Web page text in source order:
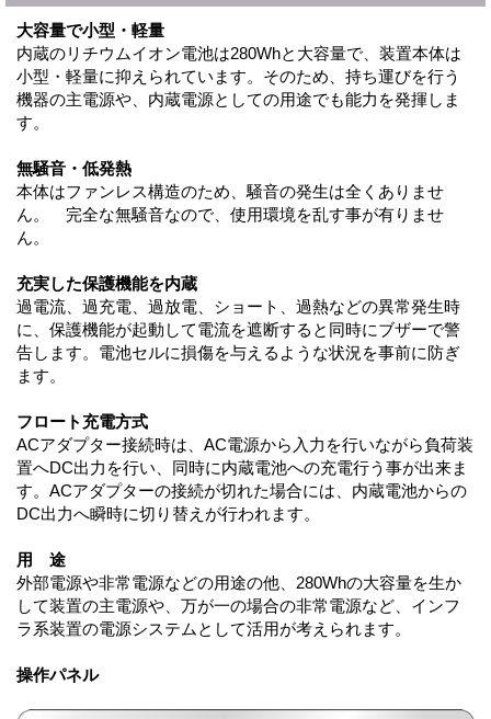
大容量で小型・軽量
内蔵のリチウムイオン電池は280Whと大容量で、装置本体は
小型・軽量に抑えられています。そのため、持ち運びを行う
機器の主電源や、内蔵電源としての用途でも能力を発揮しま
す。
無騒音・低発熱
本体はファンレス構造のため、騒音の発生は全くありませ
ん。 完全な無騒音なので、使用環境を乱す事が有りませ
ん。
充実した保護機能を内蔵
過電流、過充電、過放電、ショート、過熱などの異常発生時
に、保護機能が起動して電流を遮断すると同時にブザーで警
告します。電池セルに損傷を与えるような状況を事前に防ぎ
ます。
フロート充電方式
ACアダプター接続時は、AC電源から入力を行いながら負荷装
置へDC出力を行い、同時に内蔵電池への充電行う事が出来ま
す。ACアダプターの接続が切れた場合には、内蔵電池からの
DC出力へ瞬時に切り替えが行われます。
用 途
外部電源や非常電源などの用途の他、280Whの大容量を生か
して装置の主電源や、万が一の場合の非常電源など、インフ
ラ系装置の電源システムとして活用が考えられます。
操作パネル